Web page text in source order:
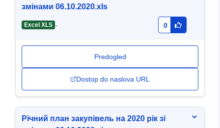
змінами 06.10.2020.xls
Excel XLS - 0
Predogled
Dostop do naslova URL
Річний план закупівель на 2020 рік зі